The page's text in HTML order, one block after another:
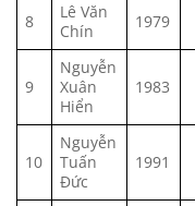
8
Lê Văn
Chín
1979
9
Nguyễn
Xuân
Hiển
1983
10
Nguyễn
Tuấn
Đức
1991